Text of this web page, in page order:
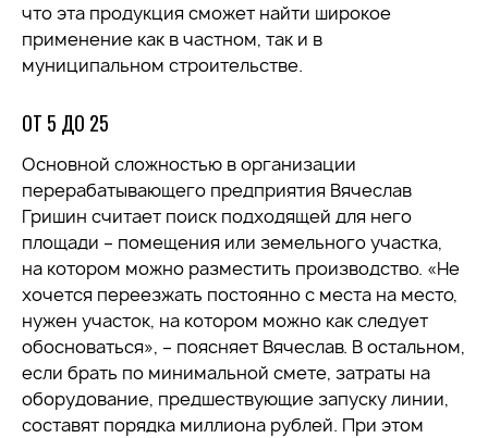
что эта продукция сможет найти широкое
применение как в частном, так и в
муниципальном строительстве.
ОТ 5 ДО 25
Основной сложностью в организации
перерабатывающего предприятия Вячеслав
Гришин считает поиск подходящей для него
площади – помещения или земельного участка,
на котором можно разместить производство. «Не
хочется переезжать постоянно с места на место,
нужен участок, на котором можно как следует
обосноваться», – поясняет Вячеслав. В остальном,
если брать по минимальной смете, затраты на
оборудование, предшествующие запуску линии,
составят порядка миллиона рублей. При этом